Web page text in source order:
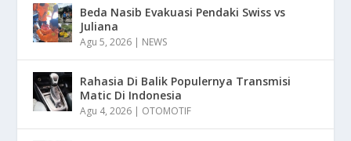
Beda Nasib Evakuasi Pendaki Swiss vs
Juliana
Agu 5, 2026 | NEWS
Rahasia Di Balik Populernya Transmisi
Matic Di Indonesia
Agu 4, 2026 | OTOMOTIF